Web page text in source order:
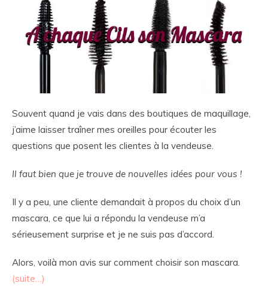
Souvent quand je vais dans des boutiques de maquillage,
j’aime laisser traîner mes oreilles pour écouter les
questions que posent les clientes à la vendeuse.
Il faut bien que je trouve de nouvelles idées pour vous !
Il y a peu, une cliente demandait à propos du choix d’un
mascara, ce que lui a répondu la vendeuse m’a
sérieusement surprise et je ne suis pas d’accord.
Alors, voilà mon avis sur comment choisir son mascara.
(suite…)